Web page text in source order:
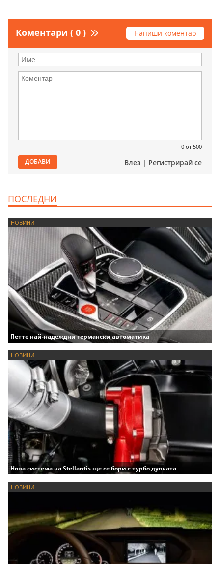
Коментари ( 0 ) Напиши коментар
0 от 500
ДОБАВИ Влез | Регистрирай се
ПОСЛЕДНИ
НОВИНИ
Петте най-надеждни германски автоматика
НОВИНИ
Нова система на Stellantis ще се бори с турбо дупката
НОВИНИ